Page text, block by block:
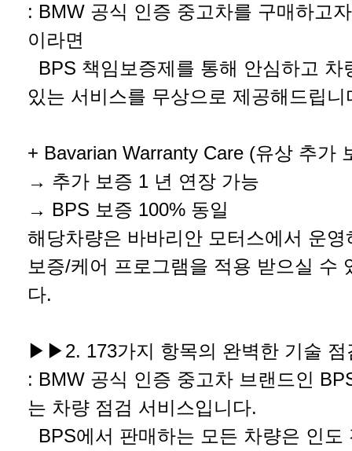
: BMW 공식 인증 중고차를 구매하고
이라면
BPS 책임보증제를 통해 안심하고 차
있는 서비스를 무상으로 제공해드립니
+ Bavarian Warranty Care (유상 추가
→ 추가 보증 1 년 연장 가능
→ BPS 보증 100% 동일
해당차량은 바바리안 모터스에서 운
보증/케어 프로그램을 적용 받으실 수
다.
▶▶2. 173가지 항목의 완벽한 기술 점
: BMW 공식 인증 중고차 브랜드인
는 차량 점검 서비스입니다.
BPS에서 판매하는 모든 차량은 인도